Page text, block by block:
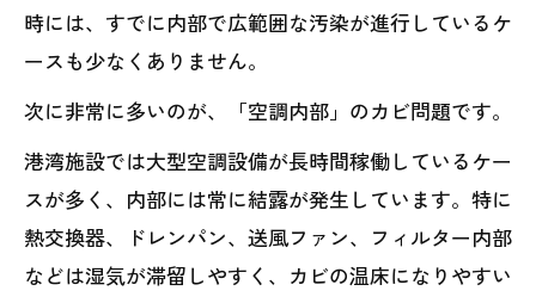
時には、すでに内部で広範囲な汚染が進行しているケ
ースも少なくありません。
次に非常に多いのが、「空調内部」のカビ問題です。
港湾施設では大型空調設備が長時間稼働しているケー
スが多く、内部には常に結露が発生しています。特に
熱交換器、ドレンパン、送風ファン、フィルター内部
などは湿気が滞留しやすく、カビの温床になりやすい